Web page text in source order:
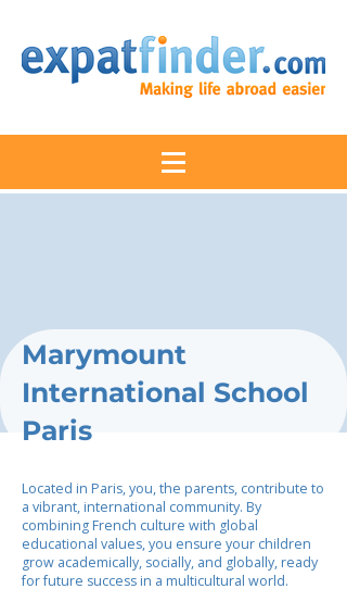
Marymount
International School
Paris
Located in Paris, you, the parents, contribute to
a vibrant, international community. By
combining French culture with global
educational values, you ensure your children
grow academically, socially, and globally, ready
for future success in a multicultural world.